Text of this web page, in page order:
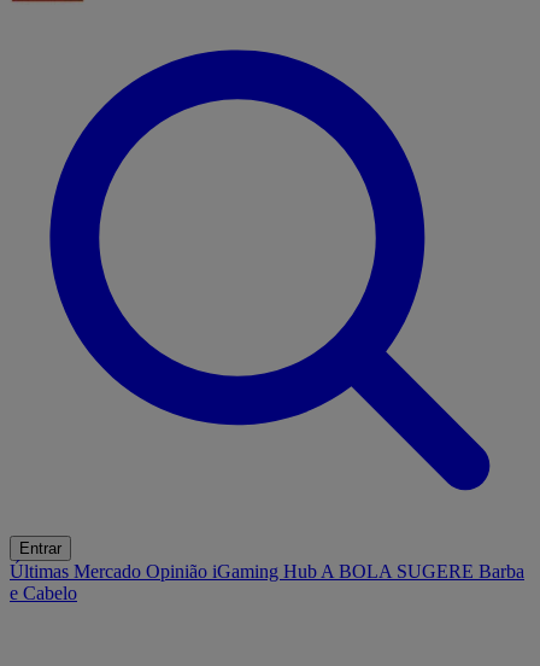
Entrar
Últimas Mercado Opinião iGaming Hub A BOLA SUGERE Barba
e Cabelo